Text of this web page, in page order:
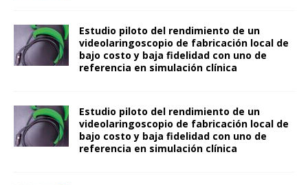
Estudio piloto del rendimiento de un
videolaringoscopio de fabricación local de
bajo costo y baja fidelidad con uno de
referencia en simulación clínica
Estudio piloto del rendimiento de un
videolaringoscopio de fabricación local de
bajo costo y baja fidelidad con uno de
referencia en simulación clínica